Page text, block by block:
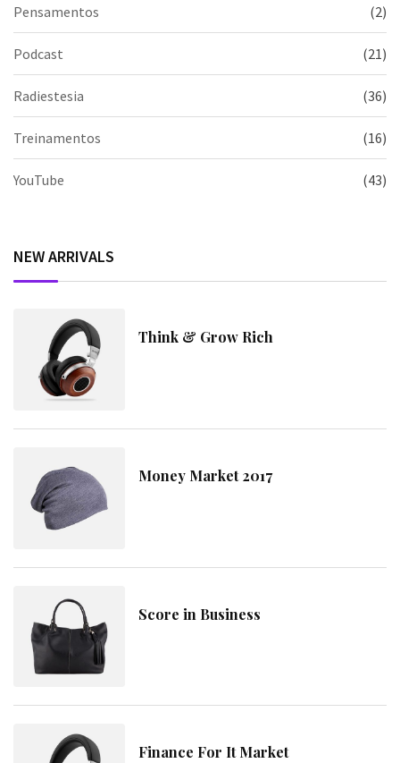
Pensamentos (2)
Podcast (21)
Radiestesia (36)
Treinamentos (16)
YouTube (43)
NEW ARRIVALS
Think & Grow Rich
Money Market 2017
Score in Business
Finance For It Market